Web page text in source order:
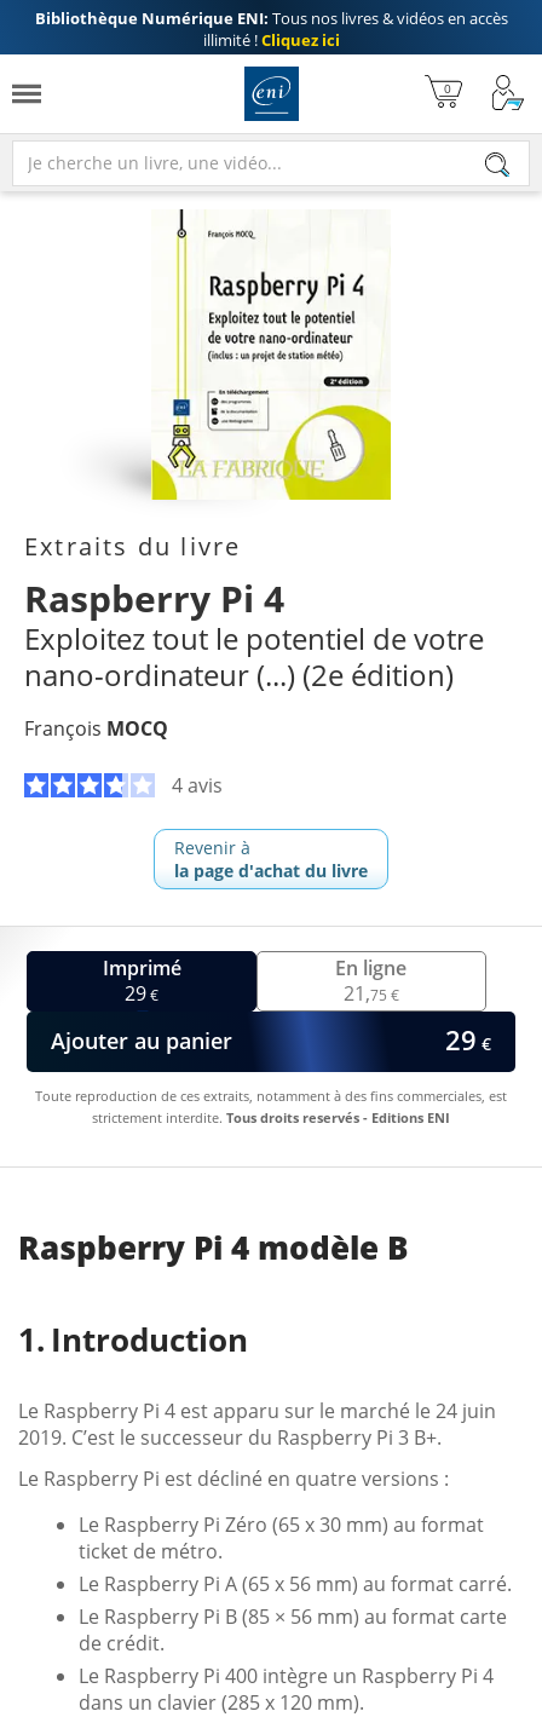
Bibliothèque Numérique ENI: Tous nos livres & vidéos en accès
illimité !Cliquez ici
Extraits du livre
Raspberry Pi 4
Exploitez tout le potentiel de votre
nano-ordinateur (...) (2e édition)
François MOCQ
4 avis
Revenir à
la page d'achat du livre
Imprimé
29€
En ligne
21,75 €
Ajouter au panier 29 €
Toute reproduction de ces extraits, notamment à des fins commerciales, est
strictement interdite. Tous droits reservés - Editions ENI
Raspberry Pi 4 modèle B
Introduction
Le Raspberry Pi 4 est apparu sur le marché le 24 juin
2019. C’est le successeur du Raspberry Pi 3 B+.
Le Raspberry Pi est décliné en quatre versions :
Le Raspberry Pi Zéro (65 x 30 mm) au format
ticket de métro.
Le Raspberry Pi A (65 x 56 mm) au format carré.
Le Raspberry Pi B (85 × 56 mm) au format carte
de crédit.
Le Raspberry Pi 400 intègre un Raspberry Pi 4
dans un clavier (285 x 120 mm).